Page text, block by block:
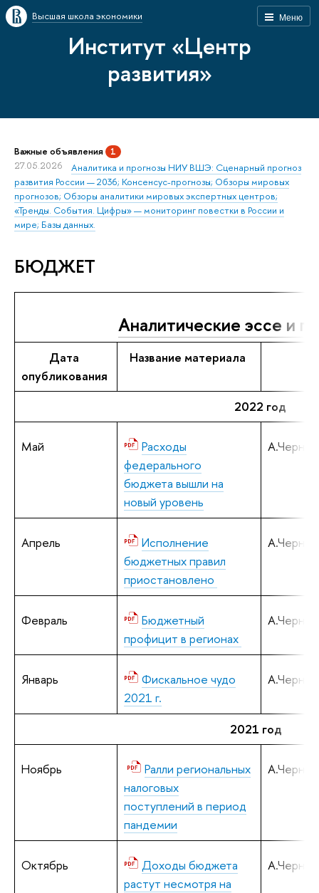
Меню
Высшая школа экономики
Институт «Центр
развития»
Важные объявления 1
27.05.2026
Аналитика и прогнозы НИУ ВШЭ: Сценарный прогноз
развития России — 2036; Консенсус-прогнозы; Обзоры мировых
прогнозов; Обзоры аналитики мировых экспертных центров;
«Тренды. События. Цифры» — мониторинг повестки в России и
мире; Базы данных.
БЮДЖЕТ
Аналитические эссе и
Дата
опубликования
Название материала
2022 год
Май
Расходы
федерального
бюджета вышли на
новый уровень
Апрель
Исполнение
бюджетных правил
приостановлено
Февраль
Бюджетный
профицит в регионах
Январь
Фискальное чудо
2021 г.
2021 год
Ноябрь
Ралли региональных
налоговых
поступлений в период
пандемии
Октябрь
Доходы бюджета
растут несмотря на